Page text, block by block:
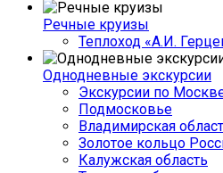
Речные круизы
Теплоход «А.И.
Однодневные экскурсии
Экскурсии по
Подмосковье
Владимирская
Золотое кольцо
Калужская область